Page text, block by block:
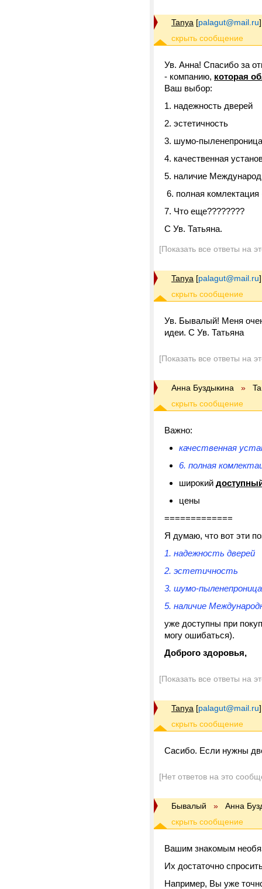
Tanya [palagut@mail.ru]
Ув. Анна! Спасибо за
- компанию, которая
Ваш выбор:
1. надежность дверей
2. эстетичность
3. шумо-
4. качественная
5. наличие
6. полная комлектация
7. Что еще????????
С Ув. Татьяна.
[Показать все ответы на
Tanya [palagut@mail.ru]
Ув. Бывалый! Меня
идеи. С Ув. Татьяна
[Показать все ответы на
Анна Буздыкина »
Важно:
качественная
6. полная
широкий
цены
=============
Я думаю, что вот эти
1. надежность дверей
2. эстетичность
3. шумо-
5. наличие
уже доступны при
могу ошибаться).
Доброго здоровья,
[Показать все ответы на
Tanya [palagut@mail.ru]
Сасибо. Если нужны
[Нет ответов на это
Бывалый » Анна
Вашим знакомым
Их достаточно
Например, Вы уже